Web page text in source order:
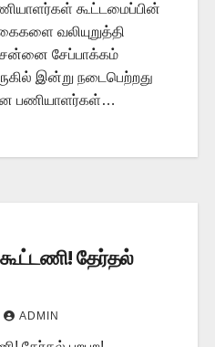
கூட்டமைப்பின்
வலியுறுத்தி
சென்னை சேப்பாக்கம்
இன்று நடைபெற்றது
பணியாளர்கள்…
தேர்தல்
ADMIN